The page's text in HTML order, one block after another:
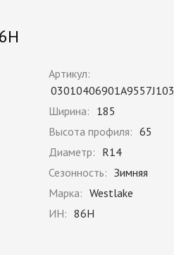
Артикул:
03010406901A9557J103
Ширина: 185
Высота профиля: 65
Диаметр: R14
Сезонность: Зимняя
Марка: Westlake
ИН: 86H